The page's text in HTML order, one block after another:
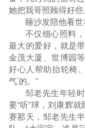
她把我哥照顾得好
睡沙发陪他看
不仅细心照料
最大的爱好，就是
金茂大厦、世博园
好心人帮助抬轮椅
气’的。”
邹老先生年轻
要“听”球，刘康辉
赛那天，邹老先生